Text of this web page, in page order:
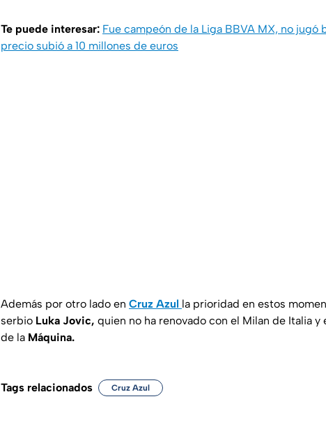
Te puede interesar: Fue campeón de la Liga BBVA MX, no jugó
precio subió a 10 millones de euros
Además por otro lado en Cruz Azul la prioridad en estos
serbio Luka Jovic, quien no ha renovado con el Milan de Italia
de la Máquina.
Tags relacionados Cruz Azul